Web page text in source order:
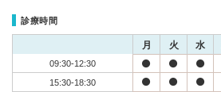
診療時間
月 火 水
09:30-12:30
15:30-18:30